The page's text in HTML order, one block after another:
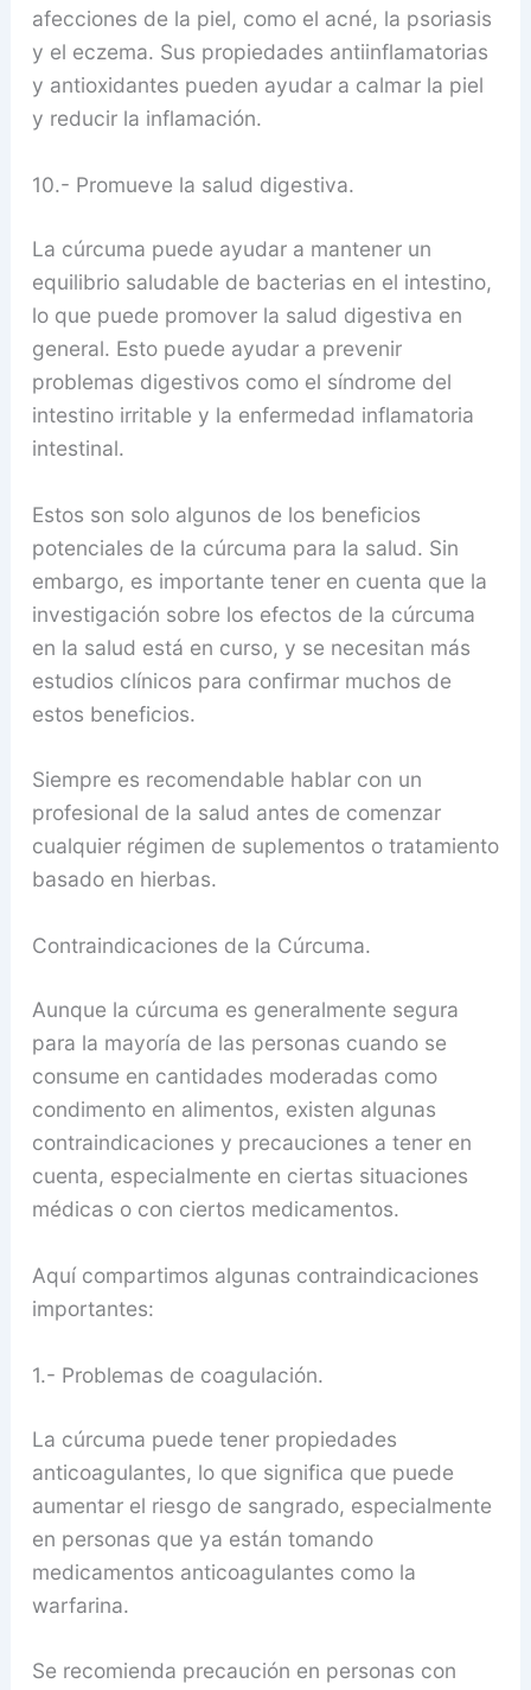
afecciones de la piel, como el acné, la psoriasis
y el eczema. Sus propiedades antiinflamatorias
y antioxidantes pueden ayudar a calmar la piel
y reducir la inflamación.
10.- Promueve la salud digestiva.
La cúrcuma puede ayudar a mantener un
equilibrio saludable de bacterias en el intestino,
lo que puede promover la salud digestiva en
general. Esto puede ayudar a prevenir
problemas digestivos como el síndrome del
intestino irritable y la enfermedad inflamatoria
intestinal.
Estos son solo algunos de los beneficios
potenciales de la cúrcuma para la salud. Sin
embargo, es importante tener en cuenta que la
investigación sobre los efectos de la cúrcuma
en la salud está en curso, y se necesitan más
estudios clínicos para confirmar muchos de
estos beneficios.
Siempre es recomendable hablar con un
profesional de la salud antes de comenzar
cualquier régimen de suplementos o tratamiento
basado en hierbas.
Contraindicaciones de la Cúrcuma.
Aunque la cúrcuma es generalmente segura
para la mayoría de las personas cuando se
consume en cantidades moderadas como
condimento en alimentos, existen algunas
contraindicaciones y precauciones a tener en
cuenta, especialmente en ciertas situaciones
médicas o con ciertos medicamentos.
Aquí compartimos algunas contraindicaciones
importantes:
1.- Problemas de coagulación.
La cúrcuma puede tener propiedades
anticoagulantes, lo que significa que puede
aumentar el riesgo de sangrado, especialmente
en personas que ya están tomando
medicamentos anticoagulantes como la
warfarina.
Se recomienda precaución en personas con